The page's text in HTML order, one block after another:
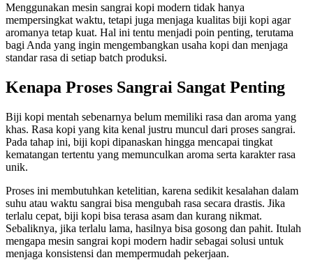
Menggunakan mesin sangrai kopi modern tidak hanya
mempersingkat waktu, tetapi juga menjaga kualitas biji kopi agar
aromanya tetap kuat. Hal ini tentu menjadi poin penting, terutama
bagi Anda yang ingin mengembangkan usaha kopi dan menjaga
standar rasa di setiap batch produksi.
Kenapa Proses Sangrai Sangat Penting
Biji kopi mentah sebenarnya belum memiliki rasa dan aroma yang
khas. Rasa kopi yang kita kenal justru muncul dari proses sangrai.
Pada tahap ini, biji kopi dipanaskan hingga mencapai tingkat
kematangan tertentu yang memunculkan aroma serta karakter rasa
unik.
Proses ini membutuhkan ketelitian, karena sedikit kesalahan dalam
suhu atau waktu sangrai bisa mengubah rasa secara drastis. Jika
terlalu cepat, biji kopi bisa terasa asam dan kurang nikmat.
Sebaliknya, jika terlalu lama, hasilnya bisa gosong dan pahit. Itulah
mengapa mesin sangrai kopi modern hadir sebagai solusi untuk
menjaga konsistensi dan mempermudah pekerjaan.